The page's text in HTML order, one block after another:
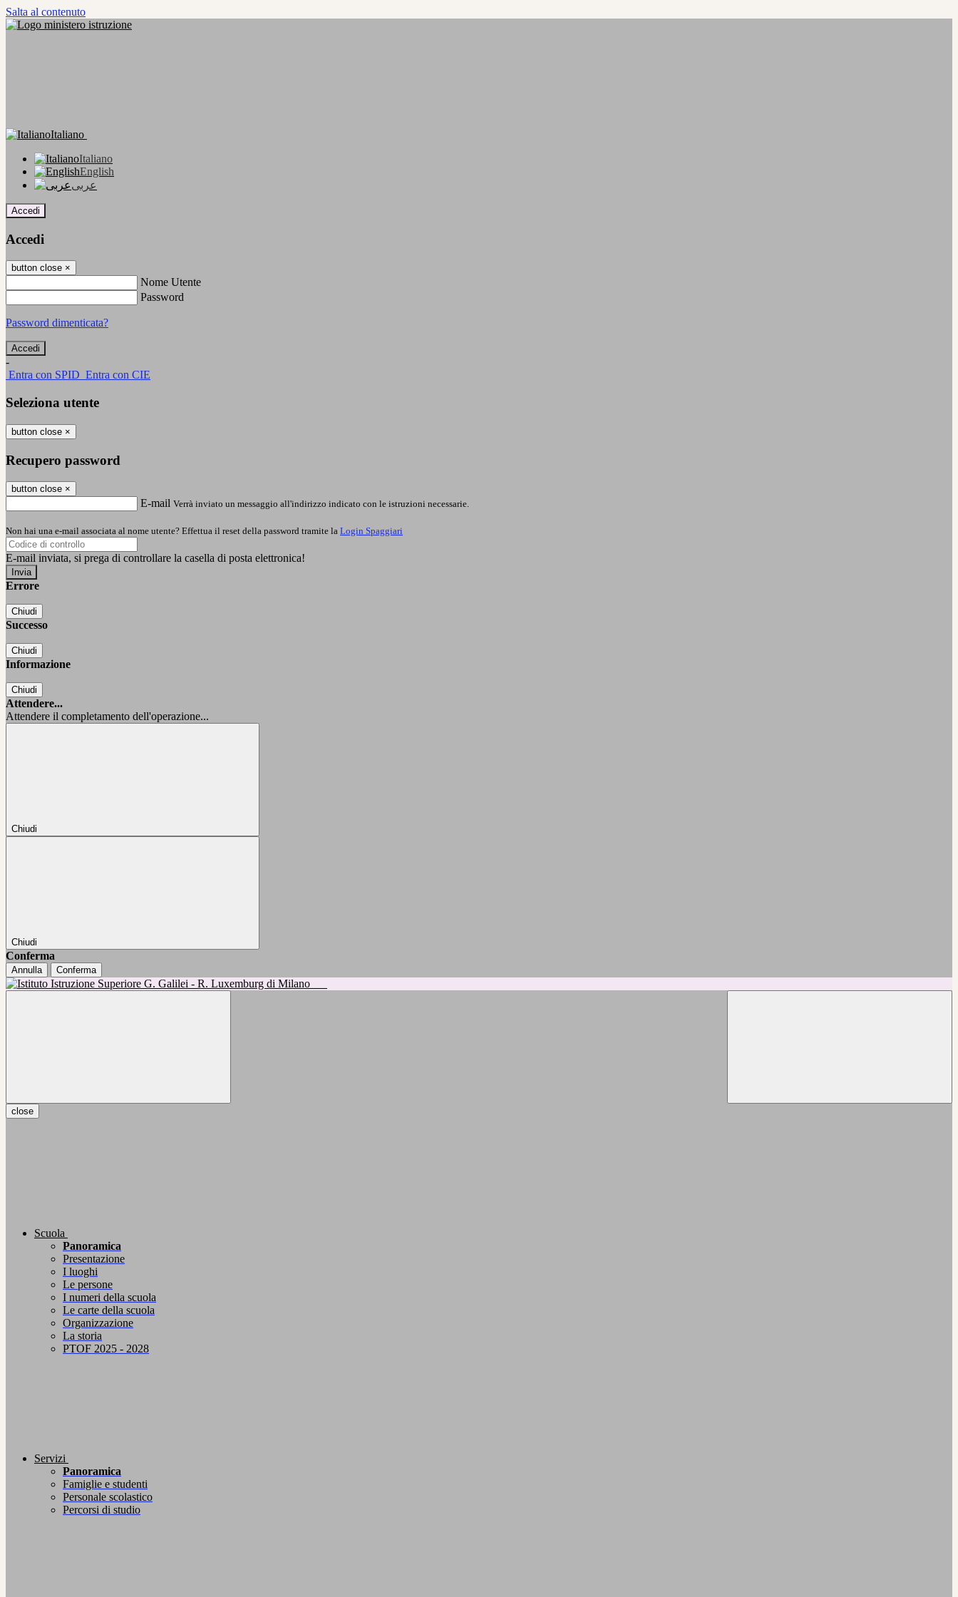
Salta al contenuto
Italiano
Italiano
English
عربى
Accedi
Accedi
button close ×
Nome Utente
Password
Password dimenticata?
-
Entra con SPID Entra con CIE
Seleziona utente
button close ×
Recupero password
button close ×
E-mail Verrà inviato un messaggio all'indirizzo indicato con le istruzioni necessarie.
Non hai una e-mail associata al nome utente? Effettua il reset della password tramite la Login Spaggiari
E-mail inviata, si prega di controllare la casella di posta elettronica!
Errore
Chiudi
Successo
Chiudi
Informazione
Chiudi
Attendere...
Attendere il completamento dell'operazione...
Chiudi
Chiudi
Conferma
Annulla Conferma
close
Scuola
Panoramica
Presentazione
I luoghi
Le persone
I numeri della scuola
Le carte della scuola
Organizzazione
La storia
PTOF 2025 - 2028
Servizi
Panoramica
Famiglie e studenti
Personale scolastico
Percorsi di studio